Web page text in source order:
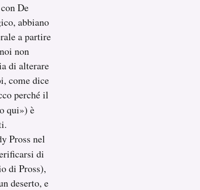
De
abbiano
a partire
non
di alterare
come dice
perché il
qui») è
Pross nel
di
di Pross),
deserto, e